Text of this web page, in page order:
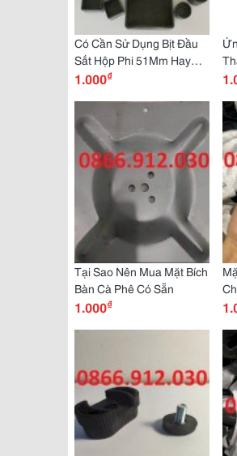
Có Cần Sử Dụng Bịt Đầu
Sắt Hộp Phi 51Mm Hay
Không?
1.000₫
Tại Sao Nên Mua Mặt Bích
Bàn Cà Phê Có Sẵn
1.000₫